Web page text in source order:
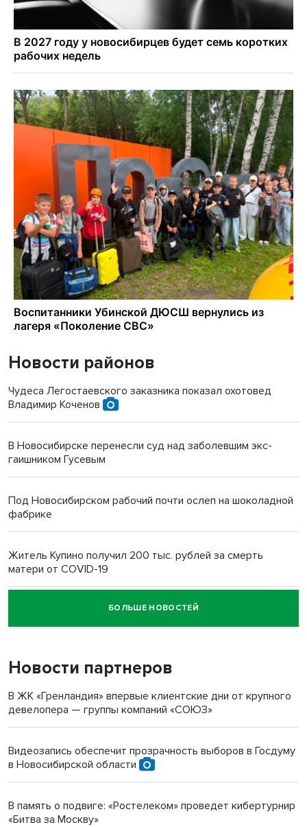
Новости районов
Чудеса Легостаевского заказника показал охотовед
Владимир Коченов
В Новосибирске перенесли суд над заболевшим экс-
гаишником Гусевым
Под Новосибирском рабочий почти ослеп на шоколадной
фабрике
Житель Купино получил 200 тыс. рублей за смерть
матери от COVID-19
Новосибирский суд наказал водителя за смерть
пенсионерки на вокзале
БОЛЬШЕ НОВОСТЕЙ
Новости партнеров
В ЖК «Гренландия» впервые клиентские дни от крупного
девелопера — группы компаний «СОЮЗ»
Видеозапись обеспечит прозрачность выборов в Госдуму
в Новосибирской области
В память о подвиге: «Ростелеком» проведет кибертурнир
«Битва за Москву»